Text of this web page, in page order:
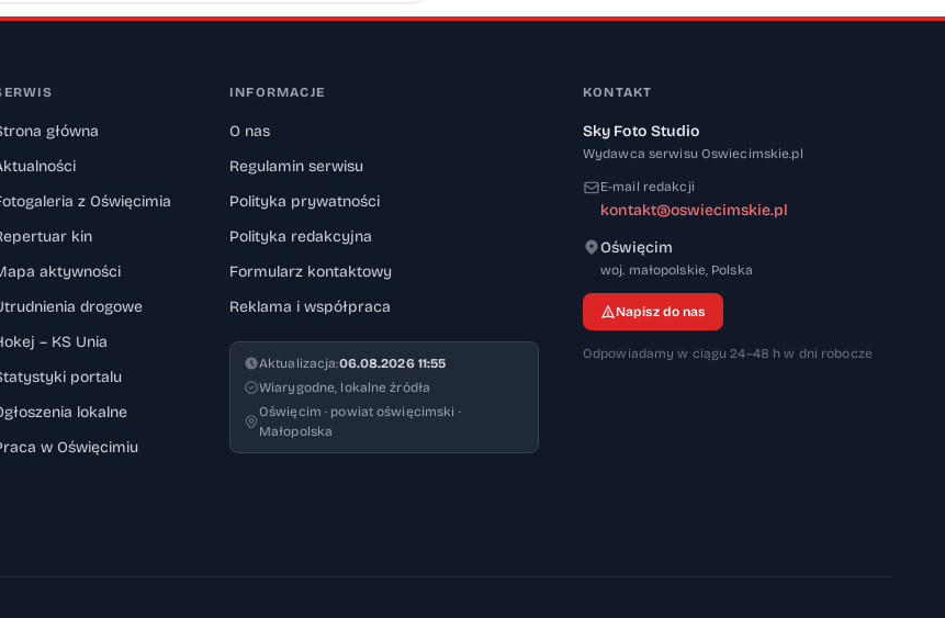
główna
z Oświęcimia
kin
aktywności
drogowe
– KS Unia
portalu
lokalne
w Oświęcimiu
INFORMACJE
O nas
Regulamin serwisu
Polityka prywatności
Polityka redakcyjna
Formularz kontaktowy
Reklama i współpraca
Aktualizacja:06.08.2026 11:55
Wiarygodne, lokalne źródła
Oświęcim · powiat oświęcimski ·
Małopolska
KONTAKT
Sky Foto Studio
Wydawca serwisu Oswiecimskie.pl
E-mail redakcji
kontakt@oswiecimskie.pl
Oświęcim
woj. małopolskie, 32-600
Polska
Napisz do nas
Odpowiadamy w ciągu 24–48 h w dni robocze